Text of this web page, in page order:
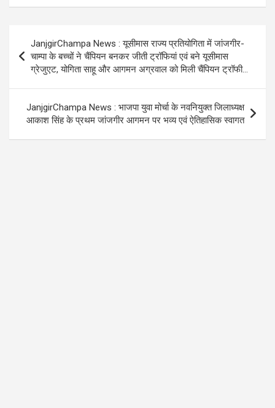
o
o
k
A
p
p
a
m
navigation
JanjgirChampa News : यूसीमास राज्य प्रतियोगिता में जांजगीर-
चाम्पा के बच्चों ने चैंपियन बनकर जीती ट्रॉफियां एवं बने यूसीमास
ग्रेजुएट, योगिता साहू और आगमन अग्रवाल को मिली चैंपियन ट्रॉफी…
JanjgirChampa News : भाजपा युवा मोर्चा के नवनियुक्त जिलाध्यक्ष
आकाश सिंह के प्रथम जांजगीर आगमन पर भव्य एवं ऐतिहासिक स्वागत